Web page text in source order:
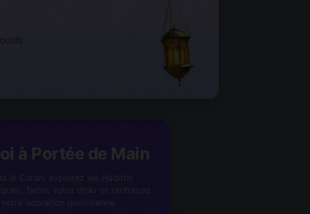
à Portée de Main